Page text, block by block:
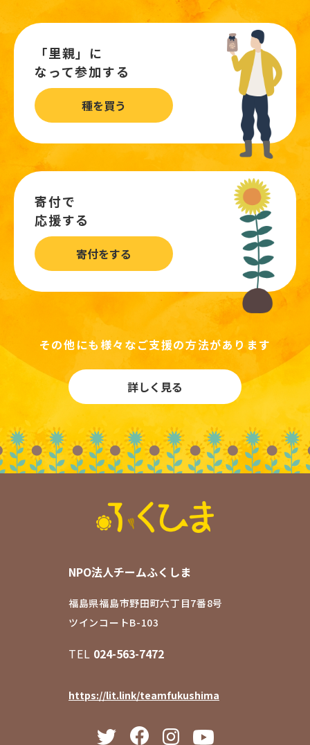
「里親」に
なって参加する
種を買う
寄付で
応援する
寄付をする
その他にも様々なご支援の方法があります
詳しく見る
NPO法人チームふくしま
福島県福島市野田町六丁目7番8号
ツインコートB-103
TEL 024-563-7472
https://lit.link/teamfukushima